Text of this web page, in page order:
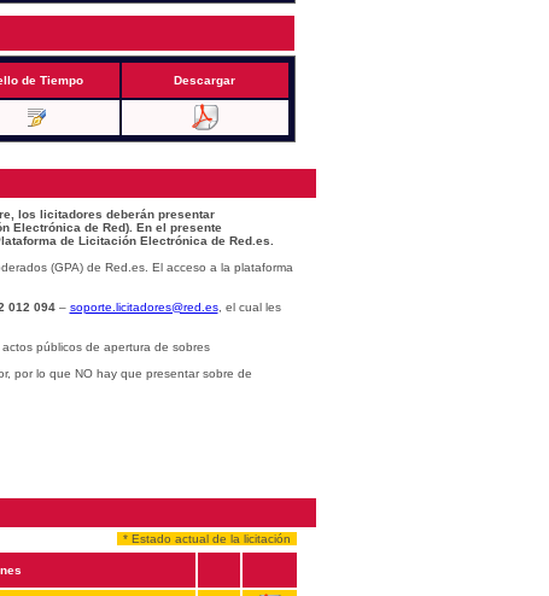
de Tiempo Descargar
los licitadores deberán presentar
Electrónica de Red). En el presente
de Licitación Electrónica de Red.es.
(GPA) de Red.es. El acceso a la plataforma
012 094– soporte.licitadores@red.es, el cual les
públicos de apertura de sobres
por lo que NO hay que presentar sobre de
* Estado actual de la licitación